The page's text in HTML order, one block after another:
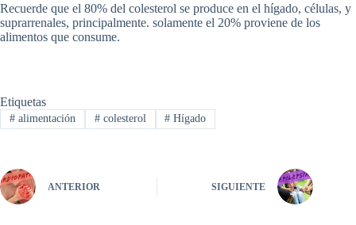
Recuerde que el 80% del colesterol se produce en el hígado, células, y
suprarrenales, principalmente. solamente el 20% proviene de los
alimentos que consume.
Etiquetas
#alimentación #colesterol # Hígado
ANTERIOR SIGUIENTE